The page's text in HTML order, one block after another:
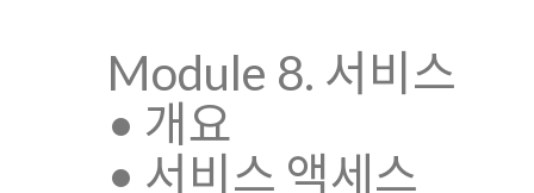
Module 8. 서비스
• 개요
• 서비스 액세스